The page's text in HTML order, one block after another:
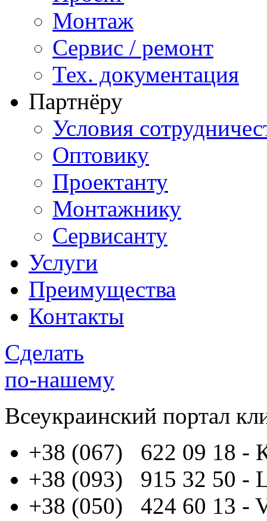
Монтаж
Сервис / ремонт
Тех. документация
Партнёру
Условия
Оптовику
Проектанту
Монтажнику
Сервисанту
Услуги
Преимущества
Контакты
Сделать
по-нашему
Всеукраинский портал
+38 (067) 622 09 18 -
+38 (093) 915 32 50 -
+38 (050) 424 60 13 -